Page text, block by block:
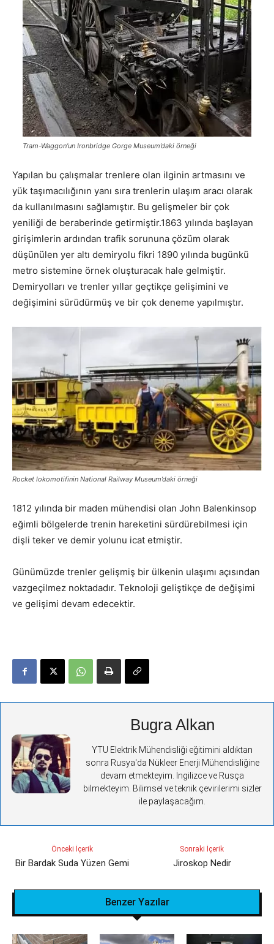
Tram-Waggon’un Ironbridge Gorge Museum’daki örneği
Yapılan bu çalışmalar trenlere olan ilginin artmasını ve
yük taşımacılığının yanı sıra trenlerin ulaşım aracı olarak
da kullanılmasını sağlamıştır. Bu gelişmeler bir çok
yeniliği de beraberinde getirmiştir.1863 yılında başlayan
girişimlerin ardından trafik sorununa çözüm olarak
düşünülen yer altı demiryolu fikri 1890 yılında bugünkü
metro sistemine örnek oluşturacak hale gelmiştir.
Demiryolları ve trenler yıllar geçtikçe gelişimini ve
değişimini sürüdürmüş ve bir çok deneme yapılmıştır.
Rocket lokomotifinin National Railway Museum’daki örneği
1812 yılında bir maden mühendisi olan John Balenkinsop
eğimli bölgelerde trenin hareketini sürdürebilmesi için
dişli teker ve demir yolunu icat etmiştir.
Günümüzde trenler gelişmiş bir ülkenin ulaşımı açısından
vazgeçilmez noktadadır. Teknoloji geliştikçe de değişimi
ve gelişimi devam edecektir.
Bugra Alkan
YTU Elektrik Mühendisliği eğitimini aldıktan
sonra Rusya'da Nükleer Enerji Mühendisliğine
devam etmekteyim. İngilizce ve Rusça
bilmekteyim. Bilimsel ve teknik çevirilerimi sizler
ile paylaşacağım.
Önceki İçerik
Bir Bardak Suda Yüzen Gemi
Sonraki İçerik
Jiroskop Nedir
Benzer Yazılar